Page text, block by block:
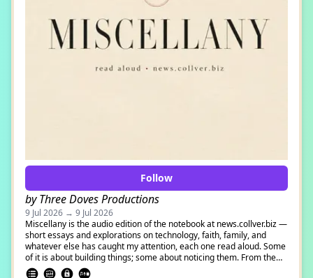
Follow
by Three Doves Productions
9 Jul 2026 → 9 Jul 2026
Miscellany is the audio edition of the notebook at news.collver.biz —
short essays and explorations on technology, faith, family, and
whatever else has caught my attention, each one read aloud. Some
of it is about building things; some about noticing them. From the
desk, and the homeserver, of Rev. Dr. Albert B. Collver III.